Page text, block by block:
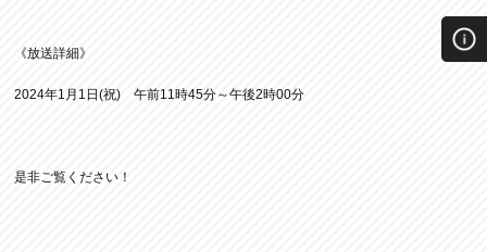
《放送詳細》
2024年1月1日(祝) 午前11時45分～午後2時00分
是非ご覧ください！